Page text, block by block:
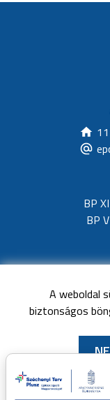
A weboldal
biztonságos
BP
BP
Minden jog
Nő az esély a